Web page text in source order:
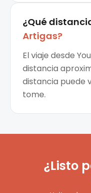
¿Qué
Artigas?
El viaje desde
distancia
distancia puede
tome.
¿Listo